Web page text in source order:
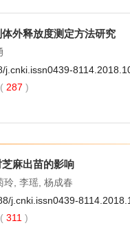
外释放度测定方法研究
j.cnki.issn0439-
287 )
麻出苗的影响
玲, 李瑶, 杨成春
j.cnki.issn0439-
311 )